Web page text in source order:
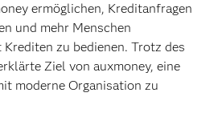
ermöglichen, Kreditanfragen
und mehr Menschen
zu bedienen. Trotz des
Ziel von auxmoney, eine
moderne Organisation zu